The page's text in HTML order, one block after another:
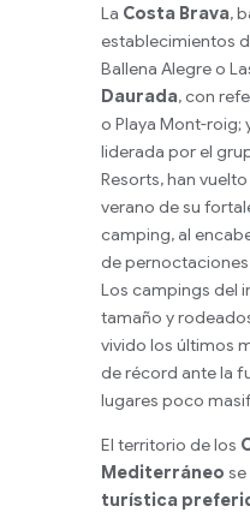
La Costa Brava,
establecimientos
Ballena Alegre o
Daurada, con
o Playa Mont-roig;
liderada por el
Resorts, han
verano de su
camping, al
de
Los campings del
tamaño y
vivido los últimos
de récord ante la
lugares poco
El territorio de los
Mediterráneo
turística